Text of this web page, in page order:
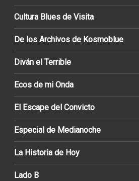
Cultura Blues de Visita
De los Archivos de Kosmoblue
Diván el Terrible
Ecos de mi Onda
El Escape del Convicto
Especial de Medianoche
La Historia de Hoy
Lado B